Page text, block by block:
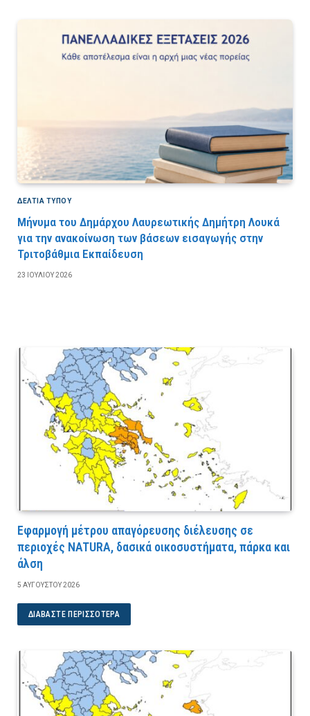
ΔΕΛΤΙΑ ΤΥΠΟΥ
Μήνυμα του Δημάρχου Λαυρεωτικής Δημήτρη Λουκά
για την ανακοίνωση των βάσεων εισαγωγής στην
Τριτοβάθμια Εκπαίδευση
23 ΙΟΥΛΊΟΥ 2026
Εφαρμογή μέτρου απαγόρευσης διέλευσης σε
περιοχές NATURA, δασικά οικοσυστήματα, πάρκα και
άλση
5 ΑΥΓΟΎΣΤΟΥ 2026
ΔΙΑΒΆΣΤΕ ΠΕΡΙΣΣΌΤΕΡΑ